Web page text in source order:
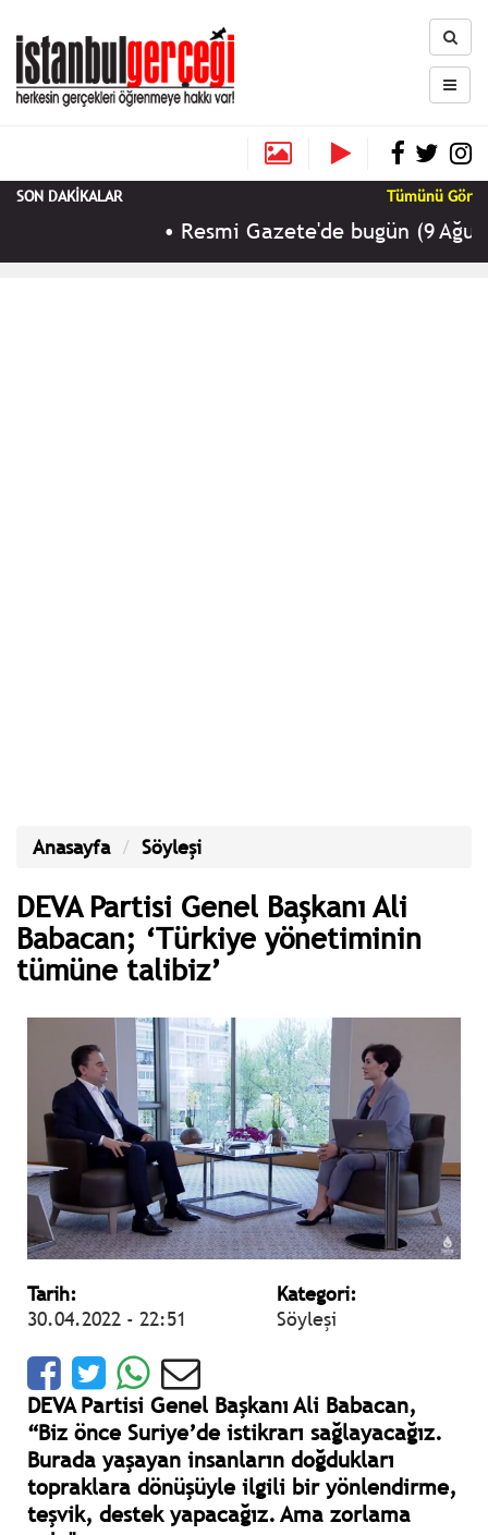
SON DAKİKALAR Tümünü Gör
Resmi Gazete'de bugün (9
Anasayfa Söyleşi
DEVA Partisi Genel Başkanı Ali
Babacan; ‘Türkiye yönetiminin
tümüne talibiz’
Tarih:
30.04.2022 - 22:51
Kategori:
Söyleşi
DEVA Partisi Genel Başkanı Ali Babacan,
“Biz önce Suriye’de istikrarı sağlayacağız.
Burada yaşayan insanların doğdukları
topraklara dönüşüyle ilgili bir yönlendirme,
teşvik, destek yapacağız. Ama zorlama